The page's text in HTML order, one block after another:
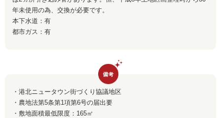
年未使用の為、交換が必要です。
本下水道：有
都市ガス：有
・港北ニュータウン街づくり協議地区
・農地法第5条第1項第6号の届出要
・敷地面積最低限度：165㎡